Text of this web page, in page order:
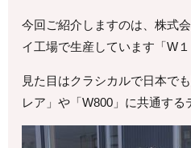
今回ご紹介しますのは、株式
イ工場で生産しています「W１
見た目はクラシカルで日本で
レア」や「W800」に共通する